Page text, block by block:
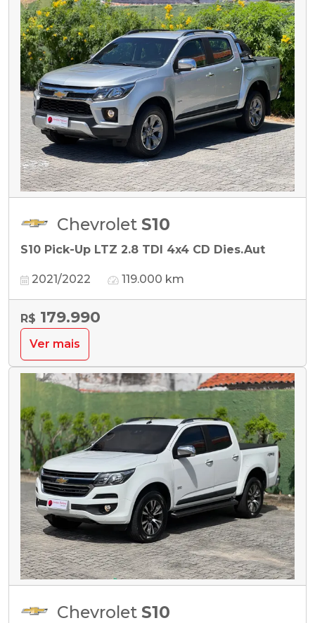
Chevrolet S10
S10 Pick-Up LTZ 2.8 TDI 4x4 CD Dies.Aut
2021/2022 119.000 km
R$ 179.990
Ver mais
Chevrolet S10